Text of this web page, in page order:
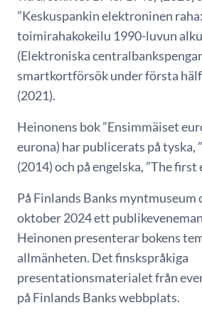
”Keskuspankin elektroninen
toimirahakokeilu 1990-luvun
(Elektroniska
smartkortförsök under första
(2021).
Heinonens bok ”Ensimmäiset
eurona) har publicerats på tyska,
(2014) och på engelska, ”The first
På Finlands Banks myntmuseum
oktober 2024 ett
Heinonen presenterar bokens
allmänheten. Det finskspråkiga
presentationsmaterialet från
på Finlands Banks webbplats.